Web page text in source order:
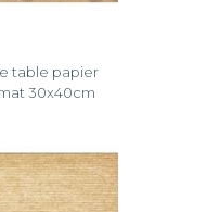
table papier
30x40cm